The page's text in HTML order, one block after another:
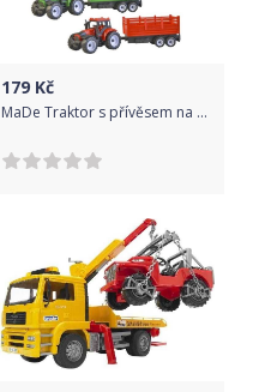
179 Kč
MaDe Traktor s přívěsem na setrvačník 31cm